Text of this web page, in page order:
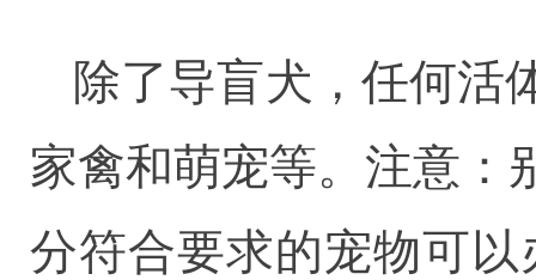
除了导盲犬，任何活
家禽和萌宠等。注意：
分符合要求的宠物可